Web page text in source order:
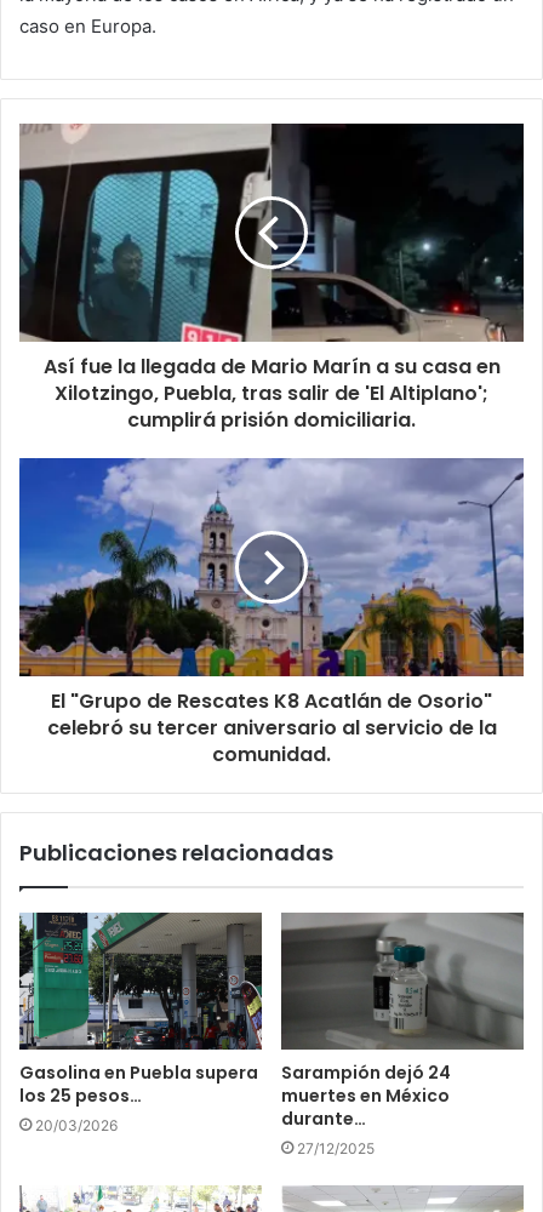
caso en Europa.
Así fue la llegada de Mario Marín a su casa en
Xilotzingo, Puebla, tras salir de 'El Altiplano';
cumplirá prisión domiciliaria.
El "Grupo de Rescates K8 Acatlán de Osorio"
celebró su tercer aniversario al servicio de la
comunidad.
Publicaciones relacionadas
Gasolina en Puebla supera
los 25 pesos…
20/03/2026
Sarampión dejó 24
muertes en México
durante…
27/12/2025